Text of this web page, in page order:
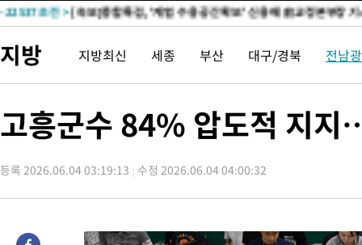
-21410초 전 >외신들도 주목한 韓축구 파문…"국민적 공분에 수사 재개"
-20403초 전 >
[속보]규제합리화위원회 부위원장에 김태유 서울대 공대 교
-16761초 전 >[속보]국힘 윤리위, '돌려차기 발언' 진종오·서범수 징계 절차
25.3%↑
-9246초 전 >[속보]'채상병 순직 책임' 임성근, 항소심도 징역 3년
-5712초 전 >민주 콩고 에볼라환자 4천명 돌파, 4053명 발생 1850명 사망
-4962초 전 >[속보]'300억원대 사기 혐의' 차가원 대표 구속 송치
-2669초 전 >
[속보]경찰·노동부, HL만도 평택사업장 끼임 사망 관련 압수수
지방 지방최신 세종 부산 대구/경북 전남
고흥군수 84% 압도적 지
등록 2026.06.04 03:19:13 수정 2026.06.04 04:00:32